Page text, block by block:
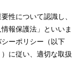
性について認識し、
報保護法」といいま
ーポリシー（以下
に従い、適切な取扱